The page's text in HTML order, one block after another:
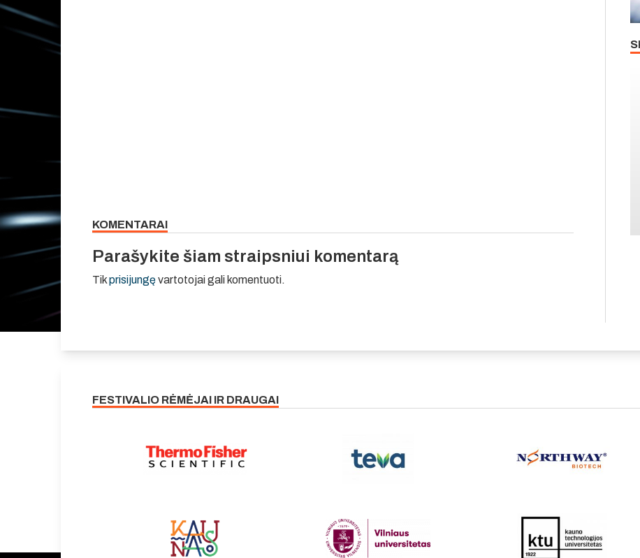
KOMENTARAI
Parašykite šiam straipsniui komentarą
Tikprisijungęvartotojai gali komentuoti.
FESTIVALIO RĖMĖJAI IR DRAUGAI